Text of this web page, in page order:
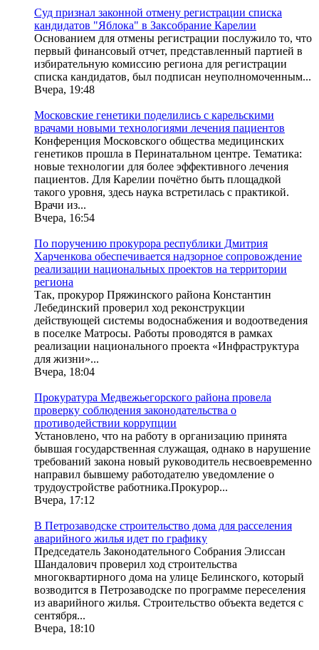
Суд признал законной отмену регистрации списка
кандидатов "Яблока" в Заксобрание Карелии
Основанием для отмены регистрации послужило то, что
первый финансовый отчет, представленный партией в
избирательную комиссию региона для регистрации
списка кандидатов, был подписан неуполномоченным...
Вчера, 19:48
Московские генетики поделились с карельскими
врачами новыми технологиями лечения пациентов
Конференция Московского общества медицинских
генетиков прошла в Перинатальном центре. Тематика:
новые технологии для более эффективного лечения
пациентов. Для Карелии почётно быть площадкой
такого уровня, здесь наука встретилась с практикой.
Врачи из...
Вчера, 16:54
По поручению прокурора республики Дмитрия
Харченкова обеспечивается надзорное сопровождение
реализации национальных проектов на территории
региона
Так, прокурор Пряжинского района Константин
Лебединский проверил ход реконструкции
действующей системы водоснабжения и водоотведения
в поселке Матросы. Работы проводятся в рамках
реализации национального проекта «Инфраструктура
для жизни»...
Вчера, 18:04
Прокуратура Медвежьегорского района провела
проверку соблюдения законодательства о
противодействии коррупции
Установлено, что на работу в организацию принята
бывшая государственная служащая, однако в нарушение
требований закона новый руководитель несвоевременно
направил бывшему работодателю уведомление о
трудоустройстве работника.Прокурор...
Вчера, 17:12
В Петрозаводске строительство дома для расселения
аварийного жилья идет по графику
Председатель Законодательного Собрания Элиссан
Шандалович проверил ход строительства
многоквартирного дома на улице Белинского, который
возводится в Петрозаводске по программе переселения
из аварийного жилья. Строительство объекта ведется с
сентября...
Вчера, 18:10